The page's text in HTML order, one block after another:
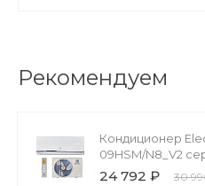
Рекомендуем
Кондиционер
09HSM/N8_V2
24 792 ₽ 30